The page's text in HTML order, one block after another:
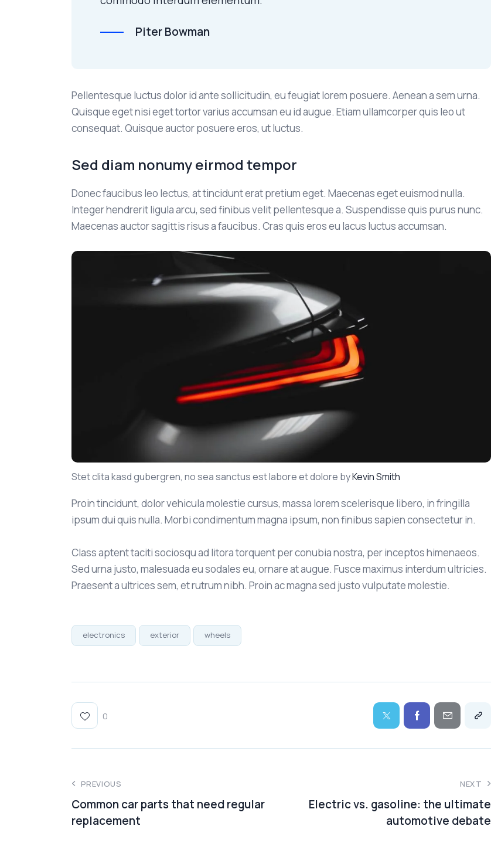
Piter Bowman
Pellentesque luctus dolor id ante sollicitudin, eu feugiat lorem posuere. Aenean a sem urna.
Quisque eget nisi eget tortor varius accumsan eu id augue. Etiam ullamcorper quis leo ut
consequat. Quisque auctor posuere eros, ut luctus.
Sed diam nonumy eirmod tempor
Donec faucibus leo lectus, at tincidunt erat pretium eget. Maecenas eget euismod nulla.
Integer hendrerit ligula arcu, sed finibus velit pellentesque a. Suspendisse quis purus nunc.
Maecenas auctor sagittis risus a faucibus. Cras quis eros eu lacus luctus accumsan.
Stet clita kasd gubergren, no sea sanctus est labore et dolore byKevin Smith
Proin tincidunt, dolor vehicula molestie cursus, massa lorem scelerisque libero, in fringilla
ipsum dui quis nulla. Morbi condimentum magna ipsum, non finibus sapien consectetur in.
Class aptent taciti sociosqu ad litora torquent per conubia nostra, per inceptos himenaeos.
Sed urna justo, malesuada eu sodales eu, ornare at augue. Fusce maximus interdum ultricies.
Praesent a ultrices sem, et rutrum nibh. Proin ac magna sed justo vulputate molestie.
electronics exterior wheels
0
PREVIOUS
Common car parts that need regular
replacement
NEXT
Electric vs. gasoline: the ultimate
automotive debate